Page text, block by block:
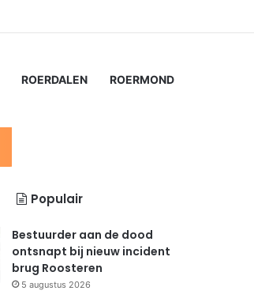
ROERDALEN ROERMOND
Populair
Bestuurder aan de dood
ontsnapt bij nieuw incident
brug Roosteren
5 augustus 2026